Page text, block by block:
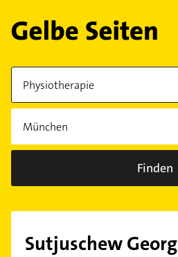
Finden
Sutjuschew Georg